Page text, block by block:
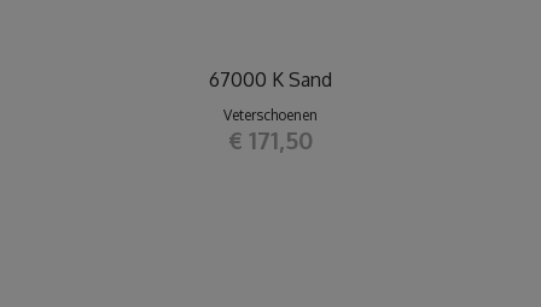
67000 K Sand
Veterschoenen
€ 171,50